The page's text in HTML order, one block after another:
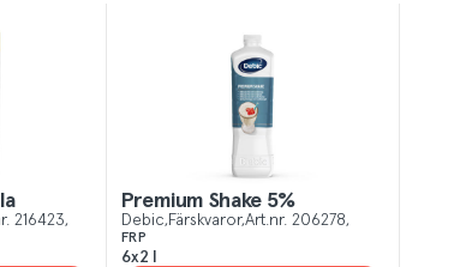
216423
Premium Shake 5%
Debic Färskvaror Art.nr. 206278
FRP
6x2 l